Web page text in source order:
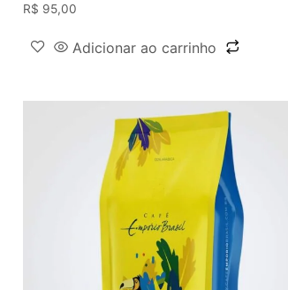
R$ 95,00
Adicionar ao carrinho